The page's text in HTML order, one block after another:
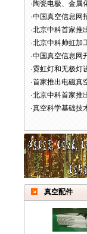
·陶瓷电极、金属
·中国真空信息网
·北京中科首家推
·北京中科帅虹加
·中国真空信息网
·霓虹灯和无极灯
·首家推出电磁真
·北京中科首家推
·真空科学基础技
真空配件